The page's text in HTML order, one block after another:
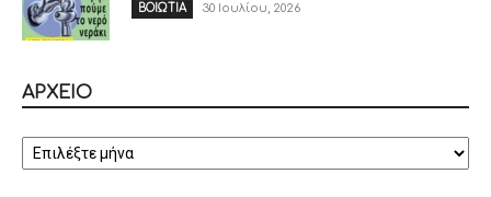
ΒΟΙΩΤΙΑ 30 Ιουλίου, 2026
ΑΡΧΕΙΟ